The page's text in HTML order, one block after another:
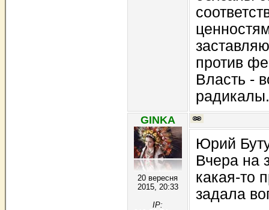
против
Власть -
GINKA
20 вересня
2015, 20:33
IP:
Юрий
Вчера на
какая-то
задала